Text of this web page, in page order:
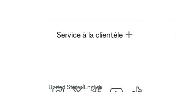
Service à la clientèle Toggle
United States| English